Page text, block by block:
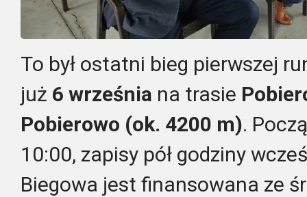
To był ostatni bieg pierwszej
już 6 września na trasie
Pobierowo (ok. 4200 m).
10:00, zapisy pół godziny
Biegowa jest finansowana ze